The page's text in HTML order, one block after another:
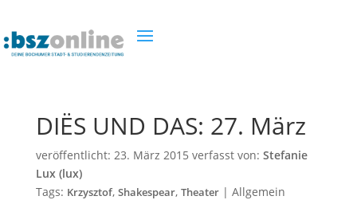
DIËS UND DAS: 27. März
veröffentlicht: 23. März 2015 verfasst von: Stefanie
Lux (lux)
Tags: Krzysztof, Shakespear, Theater| Allgemein